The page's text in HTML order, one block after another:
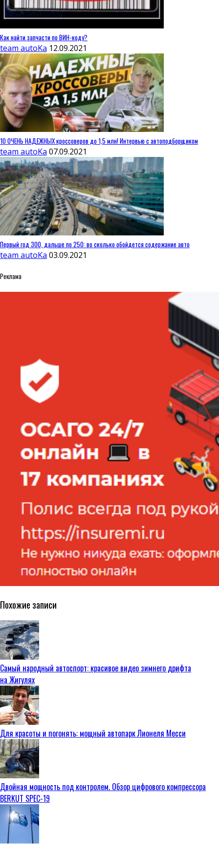
Как найти запчасти по ВИН-коду?
team autoKa 12.09.2021
10 ОЧЕНЬ НАДЕЖНЫХ кроссоверов до 1,5 млн! Интервью с автоподборщиком
team autoKa 07.09.2021
Первый год 300, дальше по 250: во сколько обойдется содержание авто
team autoKa 03.09.2021
Реклама
Похожие записи
Самый народный автоспорт: красивое видео зимнего дрифта
на Жигулях
Для красоты и погонять: мощный автопарк Лионеля Месси
Двойная мощность под контролем. Обзор цифрового компрессора
BERKUT SPEC-19